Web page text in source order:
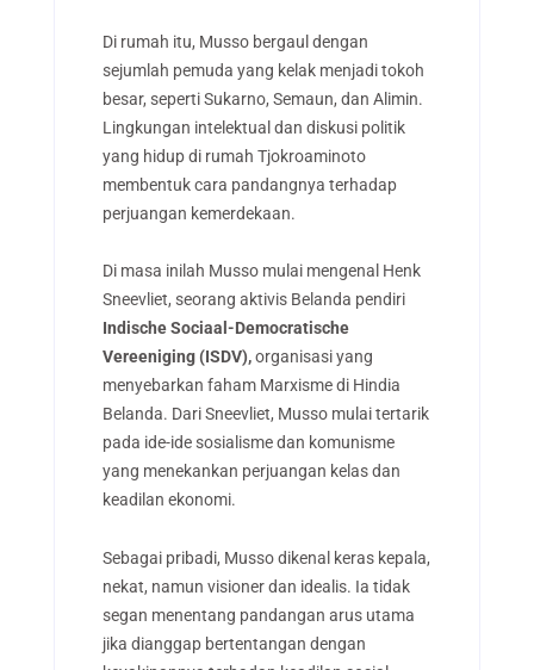
Di rumah itu, Musso bergaul dengan
sejumlah pemuda yang kelak menjadi tokoh
besar, seperti Sukarno, Semaun, dan Alimin.
Lingkungan intelektual dan diskusi politik
yang hidup di rumah Tjokroaminoto
membentuk cara pandangnya terhadap
perjuangan kemerdekaan.
Di masa inilah Musso mulai mengenal Henk
Sneevliet, seorang aktivis Belanda pendiri
Indische Sociaal-Democratische
Vereeniging (ISDV),organisasi yang
menyebarkan faham Marxisme di Hindia
Belanda. Dari Sneevliet, Musso mulai tertarik
pada ide-ide sosialisme dan komunisme
yang menekankan perjuangan kelas dan
keadilan ekonomi.
Sebagai pribadi, Musso dikenal keras kepala,
nekat, namun visioner dan idealis. Ia tidak
segan menentang pandangan arus utama
jika dianggap bertentangan dengan